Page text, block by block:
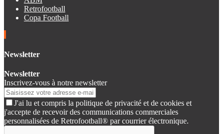
Retrofootball
Copa Football
Newsletter
Newsletter
Inscrivez-vous à notre newsletter
J'ai lu et compris la politique de privacité et de cookies et
j'accepte de recevoir des communications commerciales
personnalisées de Retrofootball® par courrier électronique.